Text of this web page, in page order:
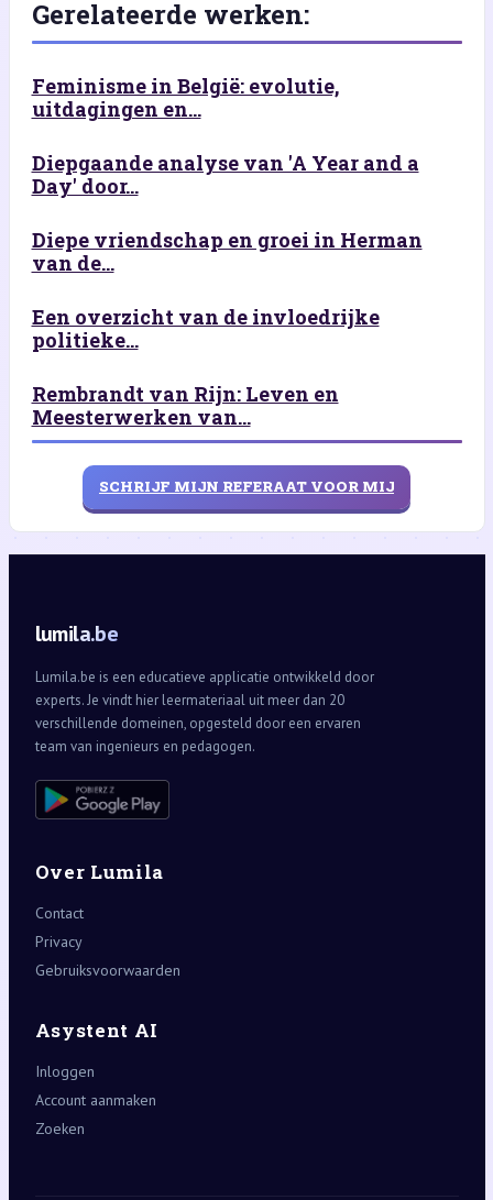
Gerelateerde werken:
Feminisme in België: evolutie,
uitdagingen en...
Diepgaande analyse van 'A Year and a
Day' door...
Diepe vriendschap en groei in Herman
van de...
Een overzicht van de invloedrijke
politieke...
Rembrandt van Rijn: Leven en
Meesterwerken van...
SCHRIJF MIJN REFERAAT VOOR MIJ
lumila.be
Lumila.be is een educatieve applicatie ontwikkeld door
experts. Je vindt hier leermateriaal uit meer dan 20
verschillende domeinen, opgesteld door een ervaren
team van ingenieurs en pedagogen.
Over Lumila
Contact
Privacy
Gebruiksvoorwaarden
Asystent AI
Inloggen
Account aanmaken
Zoeken